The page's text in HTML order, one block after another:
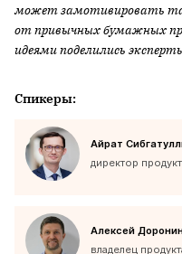
может замотивировать
от привычных бумажных
идеями поделились
Спикеры:
Айрат
директор
Алексей
владелец